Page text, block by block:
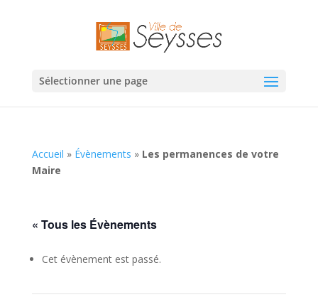
Sélectionner une page
Accueil » Évènements » Les permanences de votre
Maire
« Tous les Évènements
Cet évènement est passé.